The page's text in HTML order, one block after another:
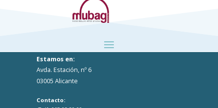
Estamos en:
Avda. Estación, nº 6
03005 Alicante
Contacto: